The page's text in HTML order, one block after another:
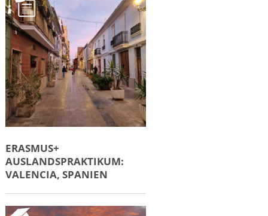
ERASMUS+
AUSLANDSPRAKTIKUM:
VALENCIA, SPANIEN